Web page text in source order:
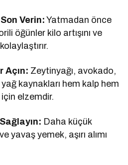
Verin: Yatmadan önce
öğünler kilo artışını ve
Açın: Zeytinyağı, avokado,
kaynakları hem kalp hem
elzemdir.
Daha küçük
yavaş yemek, aşırı alımı